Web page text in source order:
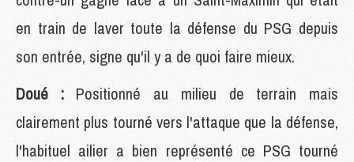
en train de laver toute la défense du PSG depuis
son entrée, signe qu'il y a de quoi faire mieux.
Doué : Positionné au milieu de terrain mais
clairement plus tourné vers l'attaque que la défense,
l'habituel ailier a bien représenté ce PSG tourné